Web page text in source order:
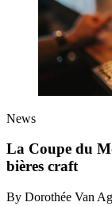
News
La Coupe du
bières craft
By Dorothée Van